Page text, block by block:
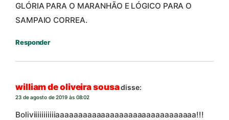
GLÓRIA PARA O MARANHÃO E LÓGICO PARA O
SAMPAIO CORREA.
Responder
william de oliveira sousadisse:
23 de agosto de 2019 às 08:02
Boliviiiiiiiiiiiaaaaaaaaaaaaaaaaaaaaaaaaaaaaaaa!!!